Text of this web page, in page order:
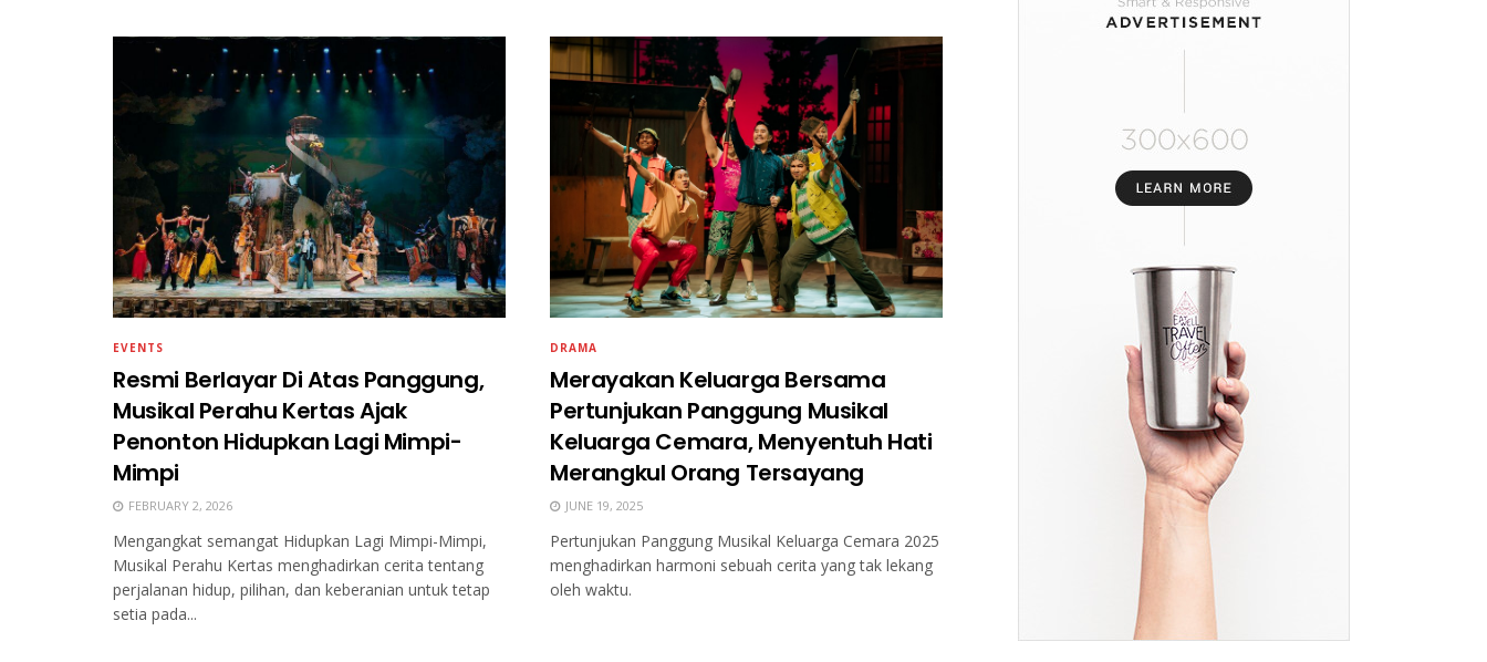
EVENTS
Resmi Berlayar Di Atas Panggung,
Musikal Perahu Kertas Ajak
Penonton Hidupkan Lagi Mimpi-
Mimpi
FEBRUARY 2, 2026
Mengangkat semangat Hidupkan Lagi Mimpi-Mimpi,
Musikal Perahu Kertas menghadirkan cerita tentang
perjalanan hidup, pilihan, dan keberanian untuk tetap
setia pada...
DRAMA
Merayakan Keluarga Bersama
Pertunjukan Panggung Musikal
Keluarga Cemara, Menyentuh Hati
Merangkul Orang Tersayang
JUNE 19, 2025
Pertunjukan Panggung Musikal Keluarga Cemara 2025
menghadirkan harmoni sebuah cerita yang tak lekang
oleh waktu.